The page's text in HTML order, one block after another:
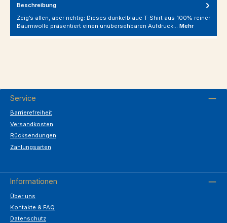
Beschreibung
Zeig’s allen, aber richtig: Dieses dunkelblaue T-Shirt aus 100% reiner
Baumwolle präsentiert einen unübersehbaren Aufdruck… Mehr
Service
Barrierefreiheit
Versandkosten
Rücksendungen
Zahlungsarten
Informationen
Über uns
Kontakte & FAQ
Datenschutz